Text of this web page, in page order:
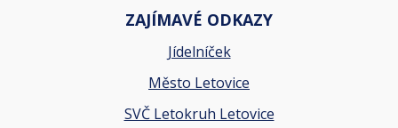
ZAJÍMAVÉ ODKAZY
Jídelníček
Město Letovice
SVČ Letokruh Letovice